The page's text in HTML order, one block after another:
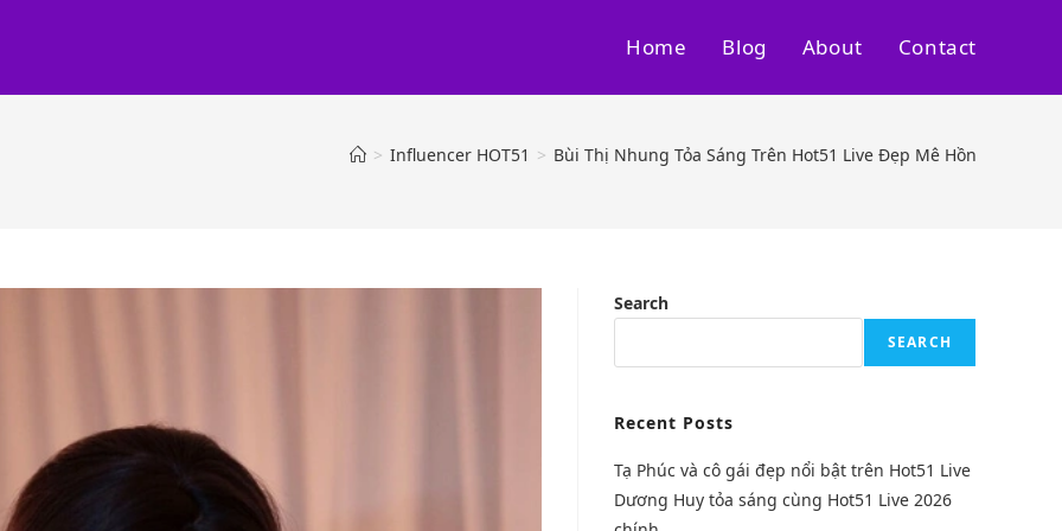
Home Blog About Contact
> Influencer HOT51 > Bùi Thị Nhung Tỏa Sáng Trên Hot51 Live Đẹp Mê Hồn
Search
SEARCH
Recent Posts
Tạ Phúc và cô gái đẹp nổi bật trên Hot51 Live
Dương Huy tỏa sáng cùng Hot51 Live 2026